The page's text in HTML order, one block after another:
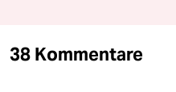
38 Kommentare